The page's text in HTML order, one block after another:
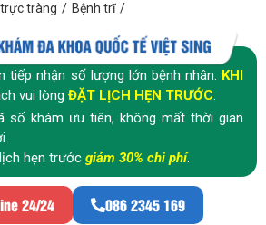
tràng / Bệnh trĩ /
tiếp nhận số lượng lớn bệnh nhân. KHI
vui lòng ĐẶT LỊCH HẸN TRƯỚC.
số khám ưu tiên, không mất thời gian
hẹn trước giảm 30% chi phí.
24/24 086 2345 169